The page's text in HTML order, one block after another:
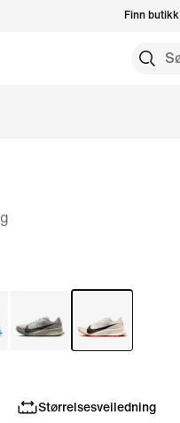
Finn butikk
Størrelsesveiledning